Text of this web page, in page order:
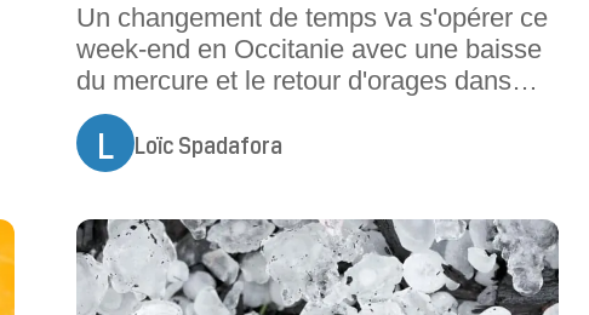
Un changement de temps va s'opérer ce
week-end en Occitanie avec une baisse
du mercure et le retour d'orages dans
certains départements.Pour ce week-end
des samedi 8 et dimanche 9 août 2026,
le temps va évoluer en Occitanie, selon
samedi, la canicule se poursuit
L Loïc Spadafora